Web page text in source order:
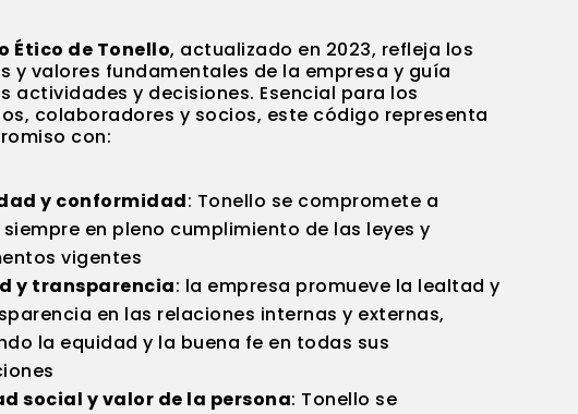
Ético de Tonello, actualizado en 2023, refleja los
y valores fundamentales de la empresa y guía
actividades y decisiones. Esencial para los
colaboradores y socios, este código representa
con:
y conformidad: Tonello se compromete a
en pleno cumplimiento de las leyes y
vigentes
y transparencia: la empresa promueve la lealtad y
en las relaciones internas y externas,
la equidad y la buena fe en todas sus
social y valor de la persona: Tonello se